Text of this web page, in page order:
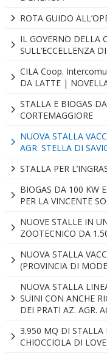
ROTA GUIDO
IL GOVERNO DELLA
SULL’ECCELLENZA
CILA Coop.
DA LATTE |
STALLA E BIOGAS
CORTEMAGGIORE
NUOVA STALLA
AGR. STELLA DI
STALLA PER
BIOGAS DA 100 KW
PER LA VINCENTE
NUOVE STALLE IN
ZOOTECNICO DA
NUOVA STALLA
(PROVINCIA DI
NUOVA STALLA
SUINI CON ANCHE
DEI PRATI AZ. AGR.
3.950 MQ DI STALLA
CHIOCCIOLA DI